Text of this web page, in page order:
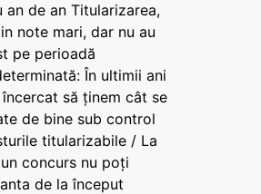
an de an Titularizarea,
note mari, dar nu au
pe perioadă
În ultimii ani
să ținem cât se
de bine sub control
titularizabile / La
concurs nu poți
de la început